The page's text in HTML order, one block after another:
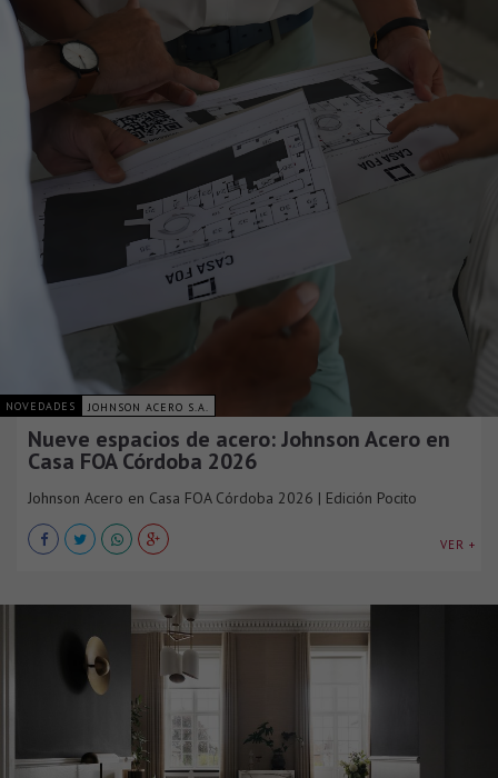
NOVEDADES JOHNSON ACERO S.A.
Nueve espacios de acero: Johnson Acero en
Casa FOA Córdoba 2026
Johnson Acero en Casa FOA Córdoba 2026 | Edición Pocito
VER +